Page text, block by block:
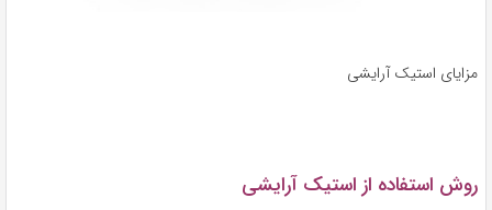
مزایای استیک آرایشی
روش استفاده از استیک آرایشی